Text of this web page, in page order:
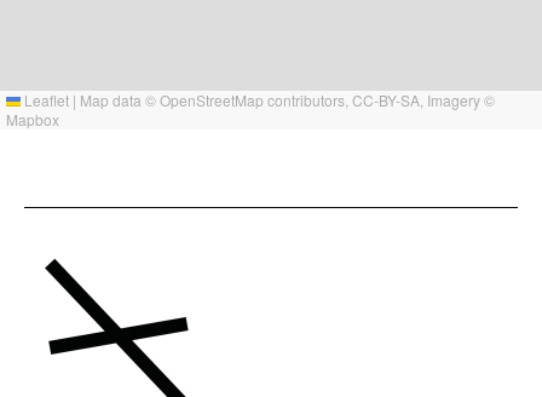
Leaflet | Map data ©OpenStreetMap contributors, CC-BY-SA , Imagery ©
Mapbox